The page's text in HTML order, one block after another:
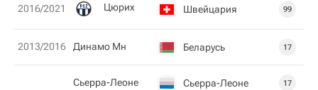
2016/2021 Цюрих Швейцария 99
2013/2016 Динамо Мн Беларусь 17
Сьерра-Леоне Сьерра-Леоне 17